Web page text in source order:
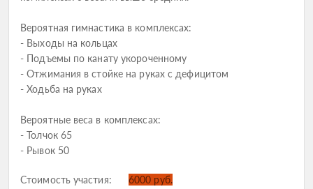
Вероятная гимнастика в комплексах:
- Выходы на кольцах
- Подъемы по канату укороченному
- Отжимания в стойке на руках с дефицитом
- Ходьба на руках
Вероятные веса в комплексах:
- Толчок 65
- Рывок 50
Стоимость участия: 6000 руб.